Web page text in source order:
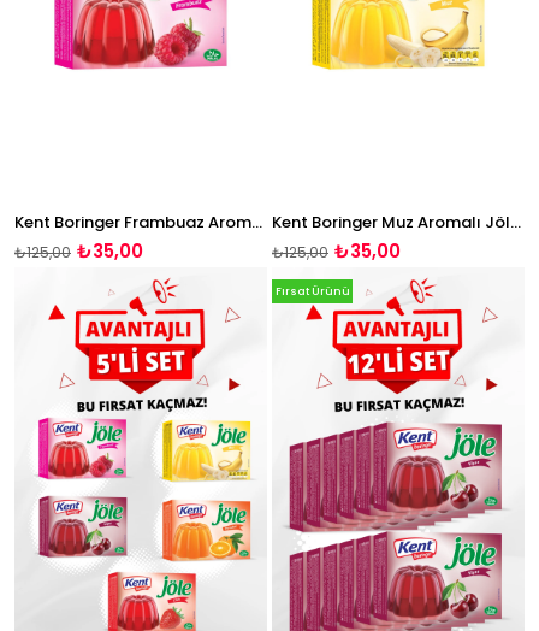
Kent Boringer Frambuaz Aromalı Jöle 85g
₺35,00
₺125,00
Kent Boringer Muz Aromalı Jöle 85g
₺35,00
₺125,00
Fırsat Ürünü